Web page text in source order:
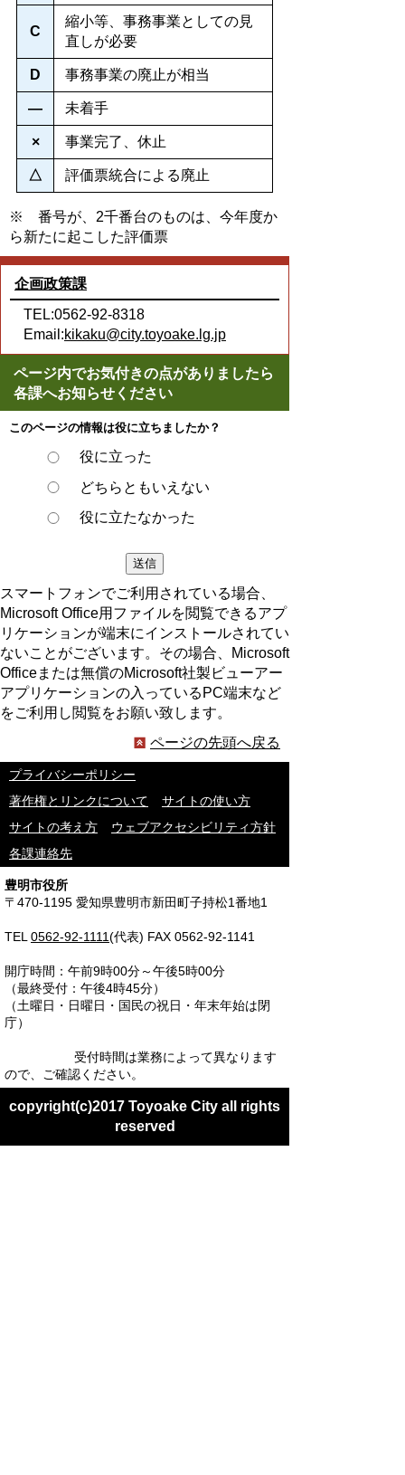
C
縮小等、事務事業としての見
直しが必要
D 事務事業の廃止が相当
― 未着手
× 事業完了、休止
△ 評価票統合による廃止
※ 番号が、2千番台のものは、今年度か
ら新たに起こした評価票
企画政策課
TEL:0562-92-8318
Email:kikaku@city.toyoake.lg.jp
ページ内でお気付きの点がありましたら
各課へお知らせください
このページの情報は役に立ちましたか？
役に立った
どちらともいえない
役に立たなかった
スマートフォンでご利用されている場合、
Microsoft Office用ファイルを閲覧できるアプ
リケーションが端末にインストールされてい
ないことがございます。その場合、Microsoft
Officeまたは無償のMicrosoft社製ビューアー
アプリケーションの入っているPC端末など
をご利用し閲覧をお願い致します。
ページの先頭へ戻る
プライバシーポリシー
著作権とリンクについて
サイトの使い方
サイトの考え方
ウェブアクセシビリティ方針
各課連絡先
豊明市役所
〒470-1195 愛知県豊明市新田町子持松1番地1
TEL 0562-92-1111(代表) FAX 0562-92-1141
開庁時間：午前9時00分～午後5時00分
（最終受付：午後4時45分）
（土曜日・日曜日・国民の祝日・年末年始は閉
庁）
受付時間は業務によって異なります
ので、ご確認ください。
copyright(c)2017 Toyoake City all rights
reserved